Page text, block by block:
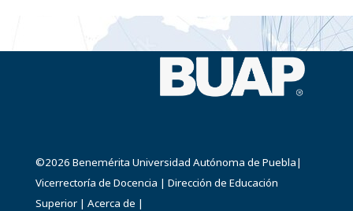
©2026 Benemérita Universidad Autónoma de Puebla|
Vicerrectoría de Docencia | Dirección de Educación
Superior | Acerca de |